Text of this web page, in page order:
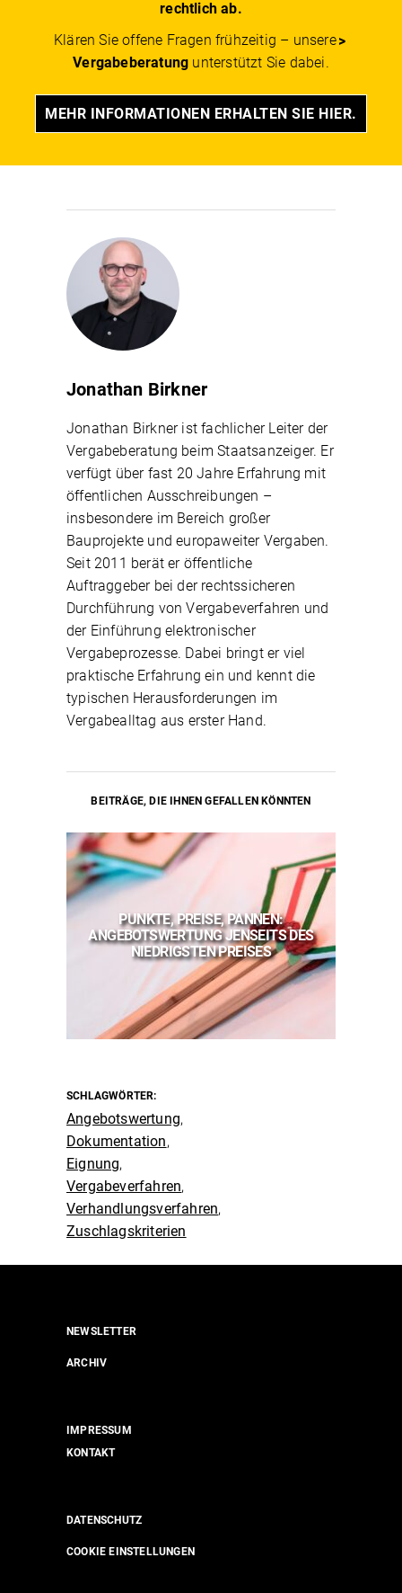
rechtlich ab.
Klären Sie offene Fragen frühzeitig – unsere
Vergabeberatung unterstützt Sie dabei.
MEHR INFORMATIONEN ERHALTEN SIE HIER.
Jonathan Birkner
Jonathan Birkner ist fachlicher Leiter der
Vergabeberatung beim Staatsanzeiger. Er
verfügt über fast 20 Jahre Erfahrung mit
öffentlichen Ausschreibungen –
insbesondere im Bereich großer
Bauprojekte und europaweiter Vergaben.
Seit 2011 berät er öffentliche
Auftraggeber bei der rechtssicheren
Durchführung von Vergabeverfahren und
der Einführung elektronischer
Vergabeprozesse. Dabei bringt er viel
praktische Erfahrung ein und kennt die
typischen Herausforderungen im
Vergabealltag aus erster Hand.
BEITRÄGE, DIE IHNEN GEFALLEN KÖNNTEN
PUNKTE, PREISE, PANNEN:
ANGEBOTSWERTUNG JENSEITS DES
NIEDRIGSTEN PREISES
SCHLAGWÖRTER:
Angebotswertung,
Dokumentation,
Eignung,
Vergabeverfahren,
Verhandlungsverfahren,
Zuschlagskriterien
NEWSLETTER
ARCHIV
IMPRESSUM
KONTAKT
DATENSCHUTZ
COOKIE EINSTELLUNGEN